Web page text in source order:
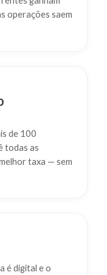
operações saem
de 100
todas as
taxa — sem
é digital e o